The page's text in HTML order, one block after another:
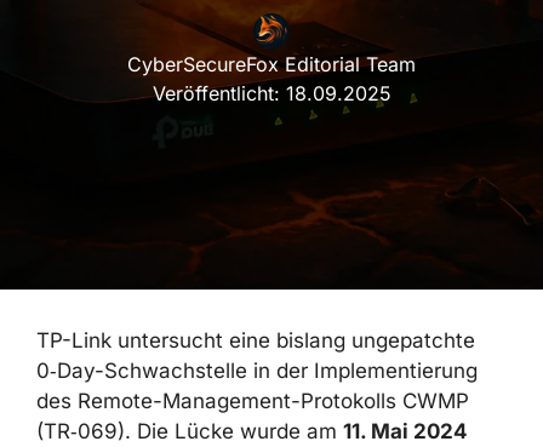
CyberSecureFox Editorial Team
Veröffentlicht: 18.09.2025
TP-Link untersucht eine bislang ungepatchte
0‑Day-Schwachstelle in der Implementierung
des Remote-Management-Protokolls CWMP
(TR‑069). Die Lücke wurde am 11. Mai 2024